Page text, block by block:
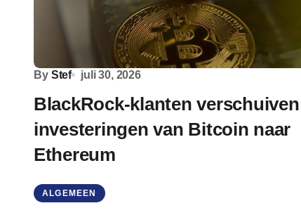
By Stef juli 30, 2026
BlackRock-klanten verschuiven
investeringen van Bitcoin naar
Ethereum
ALGEMEEN